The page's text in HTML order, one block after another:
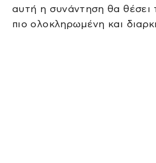
αυτή η συνάντηση θα θέσει
πιο ολοκληρωμένη και